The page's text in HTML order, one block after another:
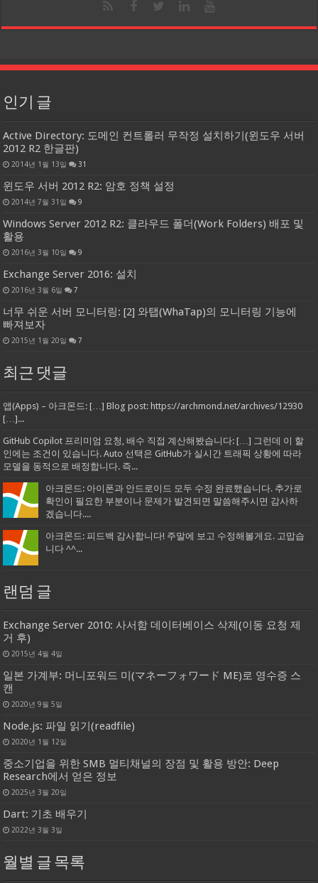
인기 글
Active Directory: 도메인 컨트롤러 무작정 설치하기(윈도우 서버
2012 R2 한글판)
2014년 1월 13일 31
윈도우 서버 2012 R2: 암호 정책 설정
2014년 7월 31일 9
Windows Server 2012 R2: 클라우드 폴더(Work Folders) 배포 및
활용
2016년 3월 10일 9
Exchange Server 2016: 설치
2016년 3월 6일 7
너무 쉬운 서버 모니터링: [2] 와탭(WhaTap)의 모니터링 기능에
빠져보자
2015년 1월 20일 7
최근 댓글
앱(Apps) – 아크몬드: […] Blog post: https://archmond.net/archives/12930
[…]...
GitHub Copilot 프리미엄 요청, 배수 직접 계산해봤습니다: […] 그런데 이 할
인에는 조건이 있습니다. Auto 선택은 GitHub가 실시간 트래픽 상황에 따라
모델을 동적으로 배정합니다. 즉...
아크몬드: 아이폰과 안드로이드 모두 수정 완료했습니다. 추가로
확인이 필요한 부분이나 문제가 발견되면 말씀해주시면 감사하
겠습니다....
아크몬드: 피드백 감사합니다! 주말에 보고 수정해볼게요. 고맙습
니다 ^^...
랜덤 글
Exchange Server 2010: 사서함 데이터베이스 삭제(이동 요청 제
거 후)
2015년 4월 4일
일본 가계부: 머니포워드 미(マネーフォワード ME)로 영수증 스
캔
2020년 9월 5일
Node.js: 파일 읽기(readfile)
2020년 1월 12일
중소기업을 위한 SMB 멀티채널의 장점 및 활용 방안: Deep
Research에서 얻은 정보
2025년 3월 20일
Dart: 기초 배우기
2022년 3월 3일
월별 글 목록